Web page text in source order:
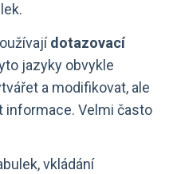
dotazovací
jazyky obvykle
a modifikovat, ale
informace. Velmi často
vkládání